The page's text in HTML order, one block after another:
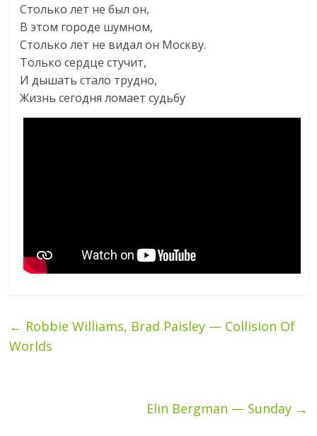
Столько лет не был он,
В этом городе шумном,
Столько лет не видал он Москву.
Только сердце стучит,
И дышать стало трудно,
Жизнь сегодня ломает судьбу
← Robbie Williams, Brad Paisley — Collision Of
Worlds
Elin Bergman — Sunday →